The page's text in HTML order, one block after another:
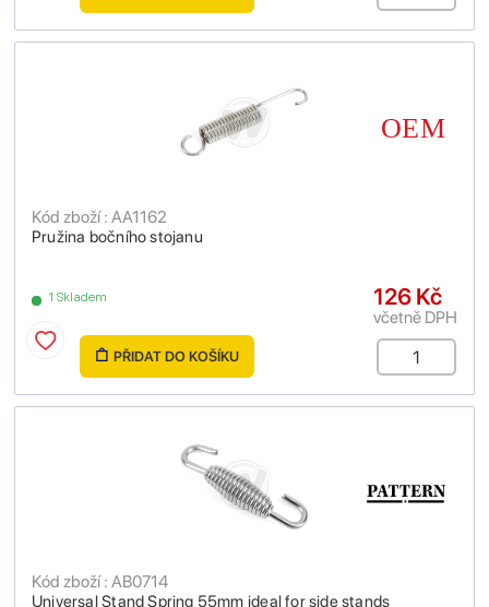
Pružina bočního stojanu
Kód zboží : AA1162
1 Skladem 126 Kč
včetně DPH
PŘIDAT DO KOŠÍKU
Universal Stand Spring 55mm ideal for side stands
Kód zboží : AB0714